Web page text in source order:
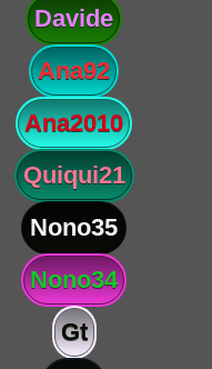
Davide
Ana92
Ana2010
Quiqui21
Nono35
Nono34
Gt